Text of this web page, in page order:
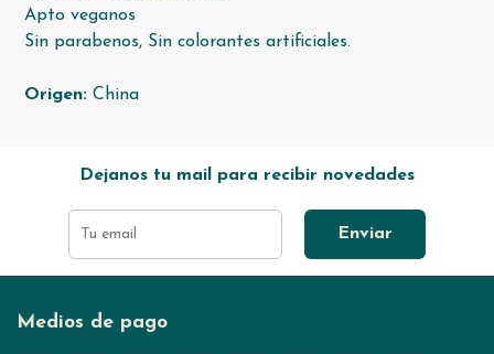
Apto veganos
Sin parabenos, Sin colorantes artificiales.
Origen: China
Dejanos tu mail para recibir novedades
Enviar
Medios de pago